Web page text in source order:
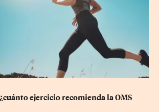
ejercicio recomienda la OMS